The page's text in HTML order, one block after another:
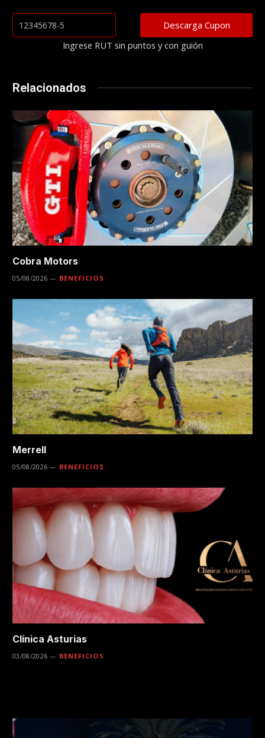
Ingrese RUT sin puntos y con guión
Relacionados
Cobra Motors
05/08/2026 BENEFICIOS
Merrell
05/08/2026 BENEFICIOS
Clínica Asturias
03/08/2026 BENEFICIOS